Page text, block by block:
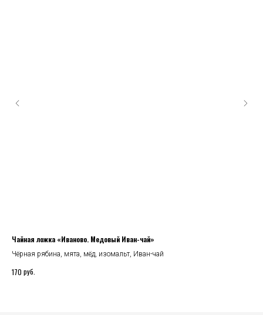
Чайная ложка «Иваново. Медовый Иван-чай»
Чёрная рябина, мята, мёд, изомальт, Иван-чай
170 руб.